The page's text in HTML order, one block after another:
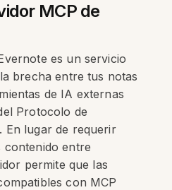
MCP de
es un servicio
brecha entre tus notas
de IA externas
Protocolo de
En lugar de requerir
contenido entre
permite que las
con MCP